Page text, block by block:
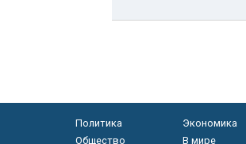
Политика
Экономика
Общество
В мире